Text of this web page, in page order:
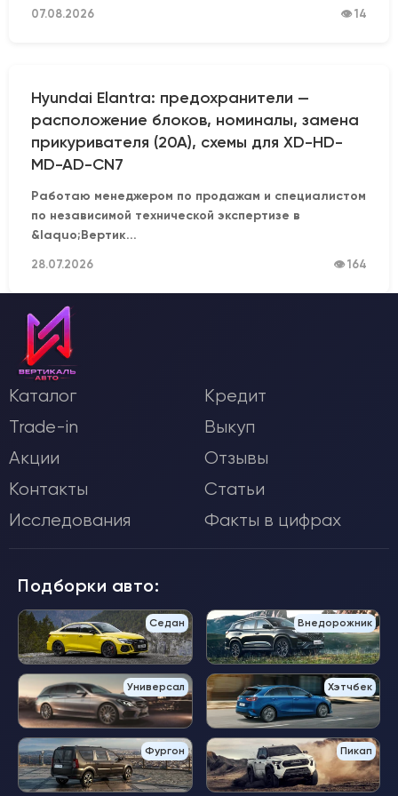
07.08.2026 👁 14
Hyundai Elantra: предохранители —
расположение блоков, номиналы, замена
прикуривателя (20А), схемы для XD-HD-
MD-AD-CN7
Работаю менеджером по продажам и специалистом
по независимой технической экспертизе в
&laquo;Вертик...
28.07.2026 👁 164
Каталог
Кредит
Trade-in
Выкуп
Акции
Отзывы
Контакты
Статьи
Исследования
Факты в цифрах
Подборки авто:
Седан Внедорожник
Универсал Хэтчбек
Фургон Пикап